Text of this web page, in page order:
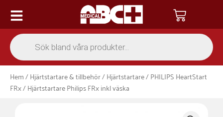
innehåll
Products
search
Hem/Hjärtstartare & tillbehör/Hjärtstartare/PHILIPS HeartStart
FRx/ Hjärtstartare Philips FRx inkl väska